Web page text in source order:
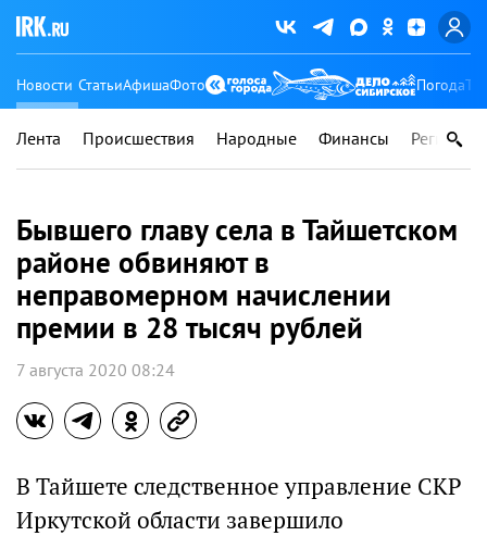
Новости СтатьиАфишаФото Погода
Лента Происшествия Народные Финансы Регионы
Бывшего главу села в Тайшетском
районе обвиняют в
неправомерном начислении
премии в 28 тысяч рублей
7 августа 2020 08:24
В Тайшете следственное управление СКР
Иркутской области завершило